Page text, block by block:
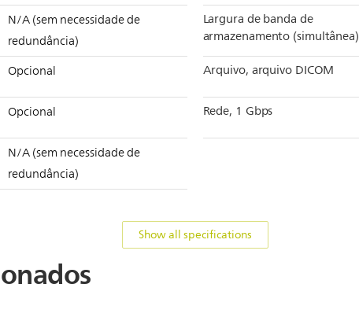
N/A (sem necessidade de
redundância)
Largura de banda de
armazenamento (simultânea)
Opcional Arquivo, arquivo DICOM
Opcional Rede, 1 Gbps
N/A (sem necessidade de
redundância)
Show all specifications